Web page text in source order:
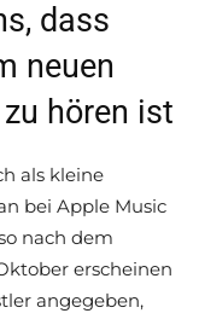
dass
neuen
hören ist
als kleine
bei Apple Music
nach dem
erscheinen
angegeben,